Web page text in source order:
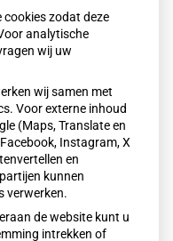
ontstaan door
waardoor inslapen en
kan helpen het
het best in lage
effect is een
goede
begeleiding.
zorggids
cookies zodat deze
analytische
wij uw
wij samen met
Voor externe inhoud
(Maps, Translate en
Instagram, X
en
kunnen
verwerken.
de website kunt u
intrekken of